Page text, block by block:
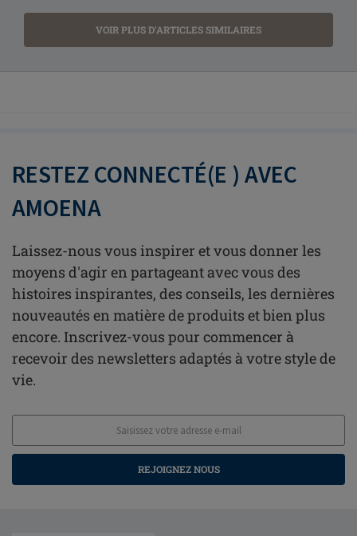
VOIR PLUS D'ARTICLES SIMILAIRES
RESTEZ CONNECTÉ(E ) AVEC
AMOENA
Laissez-nous vous inspirer et vous donner les
moyens d'agir en partageant avec vous des
histoires inspirantes, des conseils, les dernières
nouveautés en matière de produits et bien plus
encore. Inscrivez-vous pour commencer à
recevoir des newsletters adaptés à votre style de
vie.
REJOIGNEZ NOUS